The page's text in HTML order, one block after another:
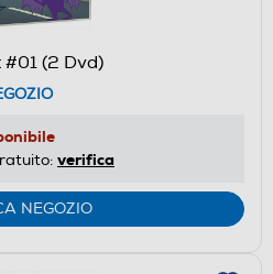
#01 (2 Dvd)
verifica
NEGOZIO